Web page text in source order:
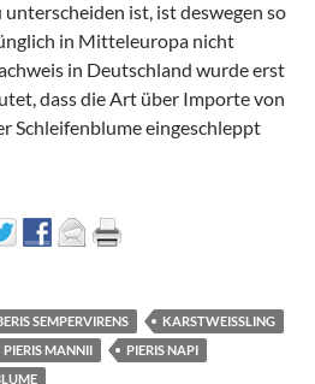
ist, ist deswegen so
in Mitteleuropa nicht
in Deutschland wurde erst
dass die Art über Importe von
Schleifenblume eingeschleppt
SEMPERVIRENS
KARSTWEISSLING
PIERIS MANNII
PIERIS NAPI